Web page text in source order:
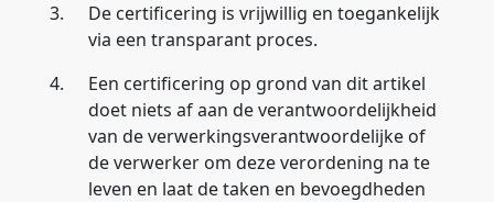
3.
De certificering is vrijwillig en toegankelijk
via een transparant proces.
4.
Een certificering op grond van dit artikel
doet niets af aan de verantwoordelijkheid
van de verwerkingsverantwoordelijke of
de verwerker om deze verordening na te
leven en laat de taken en bevoegdheden